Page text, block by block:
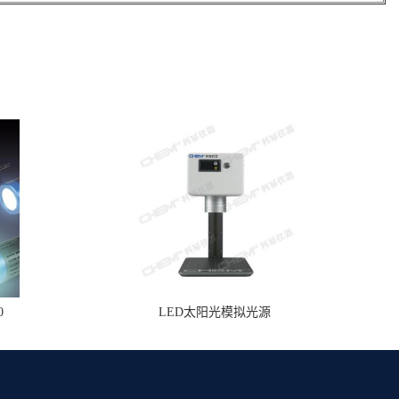
LED太阳光模拟光源